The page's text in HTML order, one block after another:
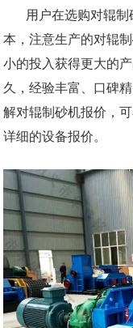
用户在选购对辊制
本，注意生产的对辊
小的投入获得更大的
久，经验丰富、口碑
解对辊制砂机报价，
详细的设备报价。